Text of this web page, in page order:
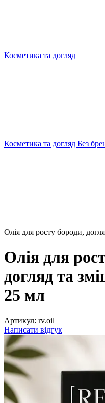
Косметика та догляд
Косметика та догляд Без
Олія для росту бороди,
Олія для
догляд та
25 мл
Артикул: rv.oil
Написати відгук